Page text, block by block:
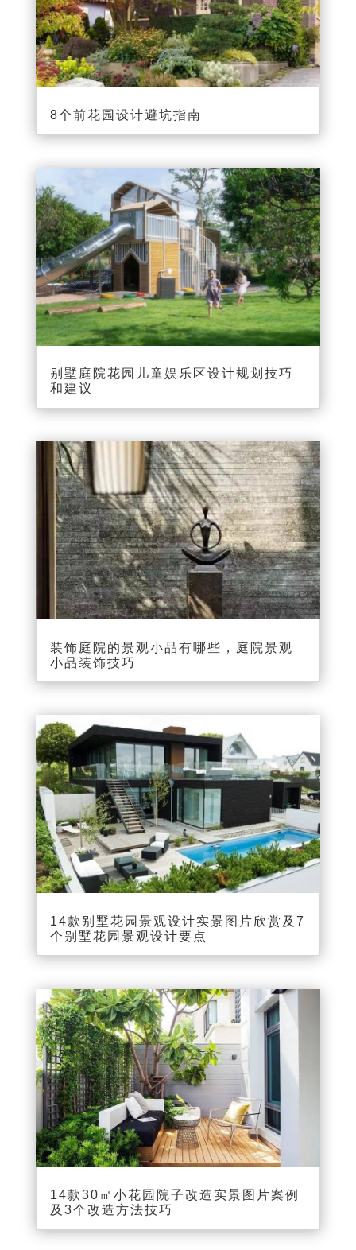
8个前花园设计避坑指南
别墅庭院花园儿童娱乐区设计规划技巧
和建议
装饰庭院的景观小品有哪些，庭院景观
小品装饰技巧
14款别墅花园景观设计实景图片欣赏及7
个别墅花园景观设计要点
14款30㎡小花园院子改造实景图片案例
及3个改造方法技巧